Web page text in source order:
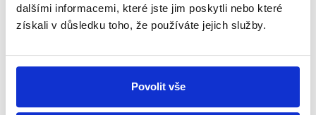
dalšími informacemi, které jste jim poskytli nebo které
získali v důsledku toho, že používáte jejich služby.
Povolit vše
Nenechte si ujít nejnovější události
z Demagog.cz. Sdílením našich
příspěvků přátelům podpoříte naši
práci.